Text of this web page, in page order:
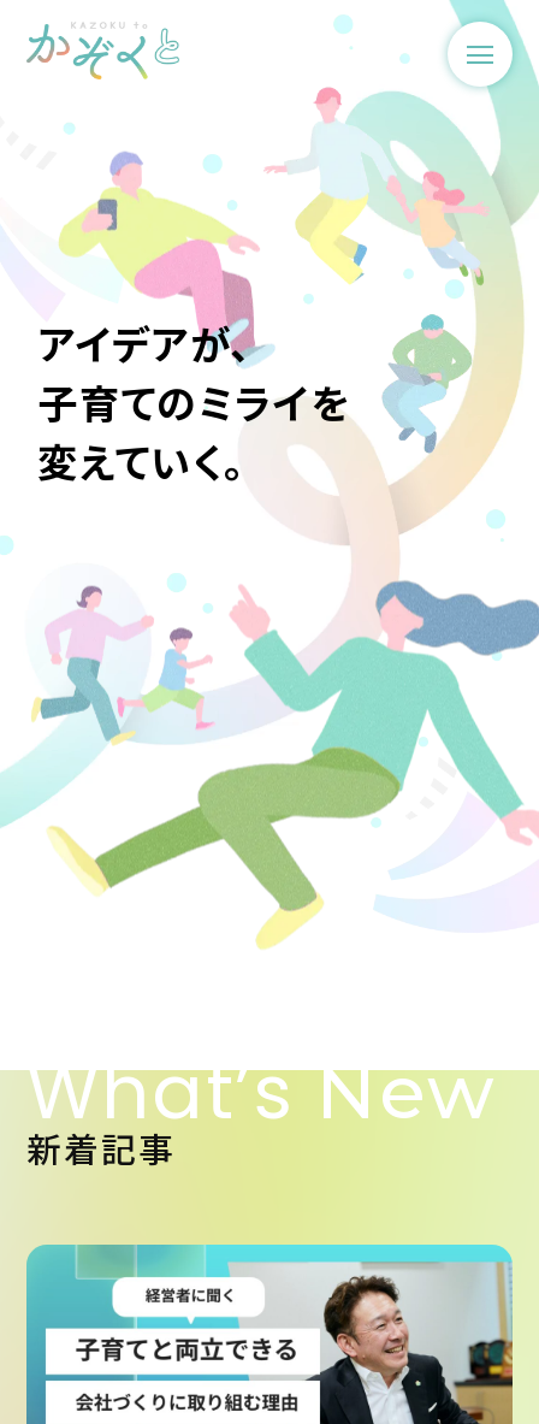
アイデアが、
子育てのミライを
変えていく。
What’sNew
新着記事